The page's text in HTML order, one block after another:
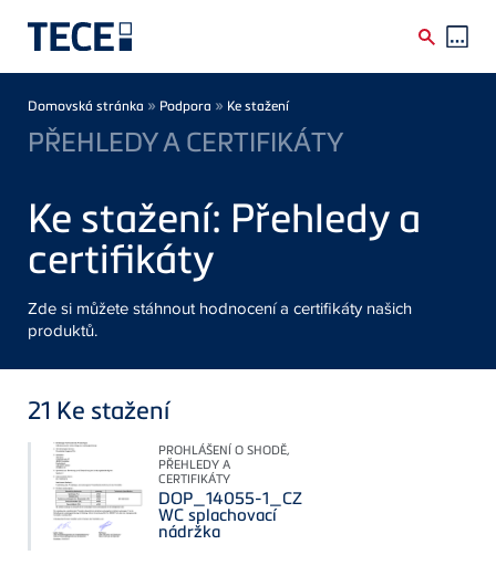
Breadcrumb
Domovská stránka » Podpora » Ke stažení
PŘEHLEDY A CERTIFIKÁTY
Ke stažení: Přehledy a
certifikáty
Zde si můžete stáhnout hodnocení a certifikáty našich
produktů.
21 Ke stažení
PROHLÁŠENÍ O SHODĚ,
PŘEHLEDY A
CERTIFIKÁTY
DOP_14055-1_CZ
WC splachovací
nádržka